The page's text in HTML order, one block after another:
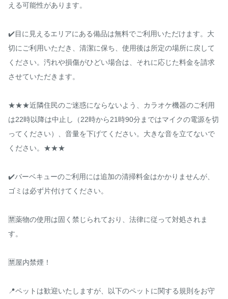
える可能性があります。
✔️目に見えるエリアにある備品は無料でご利用いただけます。大
切にご利用いただき、清潔に保ち、使用後は所定の場所に戻して
ください。汚れや損傷がひどい場合は、それに応じた料金を請求
させていただきます。
★★★近隣住民のご迷惑にならないよう、カラオケ機器のご利用
は22時以降は中止し（22時から21時90分まではマイクの電源を切
ってください）、音量を下げてください。大きな音を立てないで
ください。★★★
✔️バーベキューのご利用には追加の清掃料金はかかりませんが、
ゴミは必ず片付けてください。
🈲️薬物の使用は固く禁じられており、法律に従って対処されま
す。
🈲️屋内禁煙！
📍ペットは歓迎いたしますが、以下のペットに関する規則をお守